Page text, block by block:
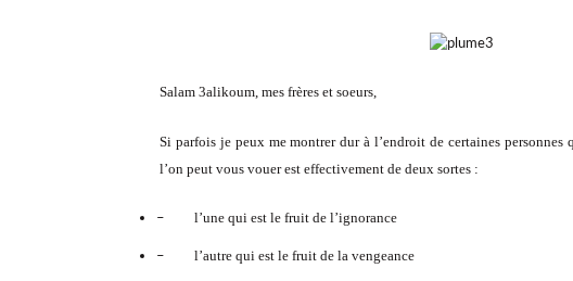
Salam 3alikoum, mes frères et soeurs,
Si parfois je peux me montrer dur à l’endroit de certaines
l’on peut vous vouer est effectivement de deux sortes :
– l’une qui est le fruit de l’ignorance
– l’autre qui est le fruit de la vengeance